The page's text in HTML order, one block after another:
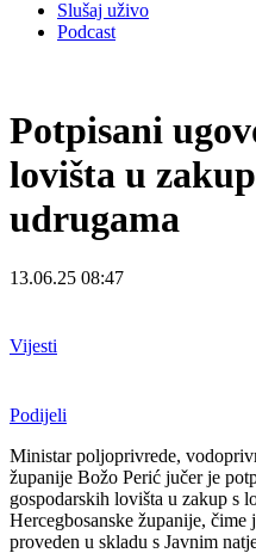
Slušaj uživo
Podcast
Potpisani
lovišta u
udrugama
13.06.25 08:47
Vijesti
Podijeli
Ministar poljoprivrede,
županije Božo Perić jučer je
gospodarskih lovišta u zakup s
Hercegbosanske županije, čime
proveden u skladu s Javnim